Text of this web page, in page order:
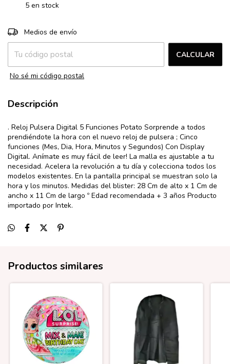
5 en stock
Entregas para el CP:
Medios de envío
CALCULAR
No sé mi código postal
Descripción
. Reloj Pulsera Digital 5 Funciones Potato Sorprende a todos
prendiéndote la hora con el nuevo reloj de pulsera ; Cinco
funciones (Mes, Dia, Hora, Minutos y Segundos) Con Display
Digital. Anímate es muy fácil de leer! La malla es ajustable a tu
necesidad. Acelera la revolución a tu día y colecciona todos los
modelos existentes. En la pantalla principal se muestran solo la
hora y los minutos. Medidas del blister: 28 Cm de alto x 1 Cm de
ancho x 11 Cm de largo º Edad recomendada + 3 años Producto
importado por Intek.
Productos similares